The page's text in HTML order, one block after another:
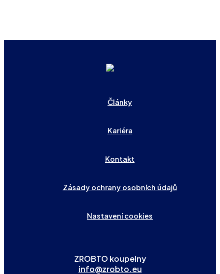
Články
Kariéra
Kontakt
Zásady ochrany osobních údajů
Nastavení cookies
ZROBTO koupelny
info@zrobto.eu